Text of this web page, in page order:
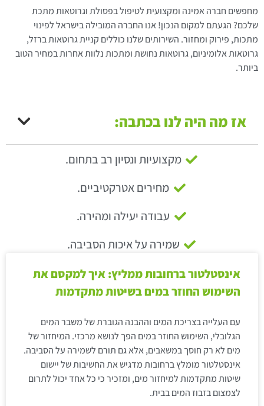
מחפשים חברה אמינה ומקצועית לטיפול בפסולת וגרוטאות מתכת
שלכם? הגעתם למקום הנכון! אנו החברה המובילה בישראל לפינוי
מתכות, פירוק ומחזור. השירותים שלנו כוללים קניית גרוטאות ברזל,
גרוטאות אלומיניום, גרוטאות נחושת ומתכות נלוות אחרות במחיר הטוב
ביותר.
אז מה היה לנו בכתבה:
מקצועיות ונסיון רב בתחום.
מחירים אטרקטיביים.
עבודה יעילה ומהירה.
שמירה על איכות הסביבה.
אינסטלטור ברחובות ממליץ: איך למקסם את
השימוש החוזר במים בשיטות מתקדמות
עם העלייה בצריכת המים וההבנה הגוברת של משבר המים
הגלובלי, השימוש החוזר במים הפך לנושא מרכזי. המיחזור של
מים לא רק חוסך במשאבים, אלא גם תורם לשמירה על הסביבה.
אינסטלטור מומלץ ברחובות מדגיש את החשיבות של יישום
שיטות מתקדמות למיחזור מים, ומזכיר כי כל אחד יכול לתרום
לצמצום בזבוז המים בבית.